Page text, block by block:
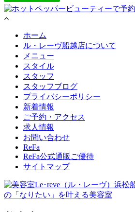
ホーム
ル・レーヴ船越店について
メニュー
スタイル
スタッフ
スタッフブログ
プライバシーポリシー
新着情報
ご予約・アクセス
求人情報
お問い合わせ
ReFa
ReFa公式通販ご優待
サイトマップ